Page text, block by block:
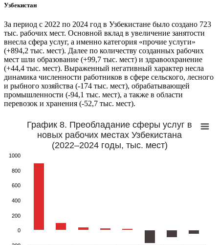
Узбекистан
За период с 2022 по 2024 год в Узбекистане было создано 723
тыс. рабочих мест. Основной вклад в увеличение занятости
внесла сфера услуг, а именно категория «прочие услуги»
(+894,2 тыс. мест). Далее по количеству созданных рабочих
мест шли образование (+99,7 тыс. мест) и здравоохранение
(+44,4 тыс. мест). Выраженный негативный характер несла
динамика численности работников в сфере сельского, лесного
и рыбного хозяйства (-174 тыс. мест), обрабатывающей
промышленности (-94,1 тыс. мест), а также в области
перевозок и хранения (-52,7 тыс. мест).
График 8. Преобладание сферы услуг в
новых рабочих местах Узбекистана
(2022–2024 годы, тыс. мест)
0
200
400
600
800
1000